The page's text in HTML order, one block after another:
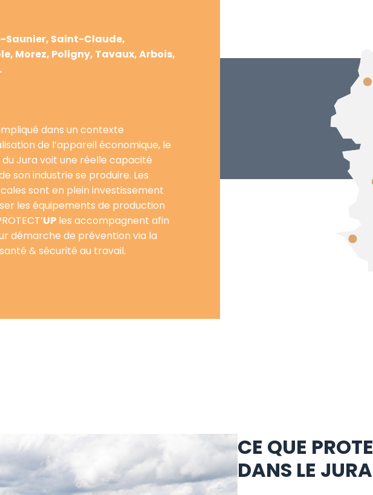
Saunier, Saint-Claude,
Morez, Poligny, Tavaux, Arbois,
dans un contexte
de l’appareil économique, le
Jura voit une réelle capacité
son industrie se produire. Les
sont en plein investissement
les équipements de production
UPles accompagnent afin
démarche de prévention via la
& sécurité au travail.
CE QUE
DANS LE JURA